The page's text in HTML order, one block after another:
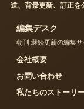
道、背景更新、訂正を
編集デスク
朝刊 継続更新の編集
会社概要
お問い合わせ
私たちのストーリ